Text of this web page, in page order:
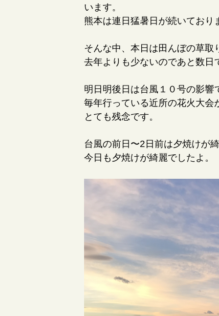
います。
熊本は連日猛暑日が続いており
そんな中、本日は田んぼの草取
去年よりも少ないのであと数日
明日明後日は台風１０号の影響
毎年行っている近所の花火大会
とても残念です。
台風の前日〜2日前は夕焼けが
今日も夕焼けが綺麗でしたよ。